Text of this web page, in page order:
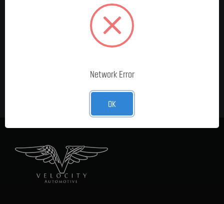
MELDE DICH FÜR UNSEREN
NEWSLETTER AN
Network Error
OK